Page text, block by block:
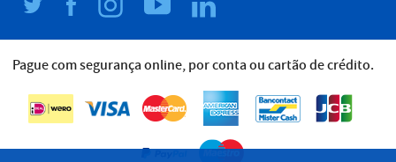
Pague com segurança online, por conta ou cartão de crédito.